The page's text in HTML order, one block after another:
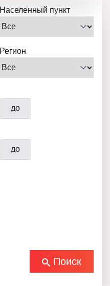
Населенный пункт
Регион
до
до
Поиск